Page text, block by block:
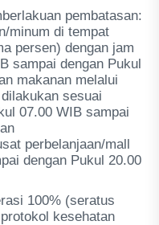
pembatasan:
minum di tempat
persen) dengan jam
sampai dengan Pukul
makanan melalui
sesuai
07.00 WIB sampai
perbelanjaan/mall
dengan Pukul 20.00
100% (seratus
kesehatan